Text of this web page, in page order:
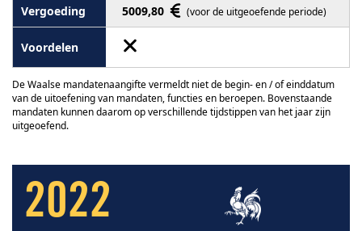
5009,80 (voor de uitgeoefende periode)
De Waalse mandatenaangifte vermeldt niet de begin- en / of einddatum
van de uitoefening van mandaten, functies en beroepen. Bovenstaande
mandaten kunnen daarom op verschillende tijdstippen van het jaar zijn
uitgeoefend.
2022